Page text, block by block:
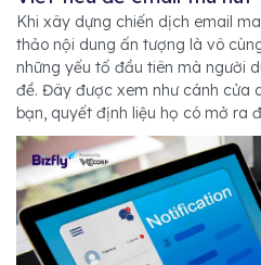
Khi xây dựng chiến dịch email
thảo nội dung ấn tượng là vô
những yếu tố đầu tiên mà người
đề. Đây được xem như cánh cửa
bạn, quyết định liệu họ có mở ra